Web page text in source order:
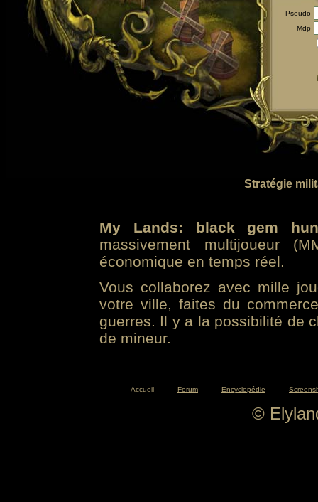
Pseudo
Mdp
Stratégie
My Lands: black gem
massivement multijoueur
économique en temps réel.
Vous collaborez avec mille
votre ville, faites du
guerres. Il y a la possibilité de
de mineur.
Accueil Forum Encyclopédie
©